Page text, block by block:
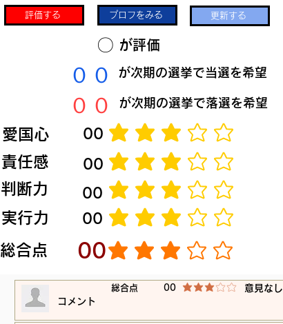
評価する プロフをみる 更新する
​〇​ ​が評価
​００ ​が次期の選挙で当選を希望
​００ ​が次期の選挙で落選を希望
​愛国心 ​00 平均評価 3 /5
​責任感 ​00 平均評価 3 /5
​判断力 ​00 平均評価 3 /5
​実行力 ​00 平均評価 3 /5
​総合点 ​00 平均評価 3 /5
​総合点 00 平均評価 3 /5 ​意見なし
​コメント